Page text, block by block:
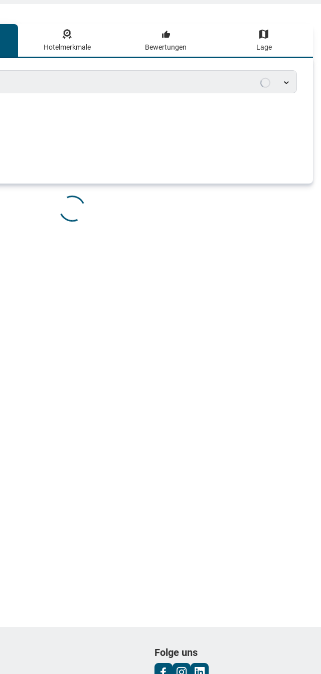
Hotelmerkmale Bewertungen Lage
Folge uns